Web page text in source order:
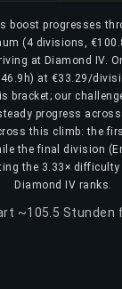
boost progresses
(4 divisions,
at Diamond IV.
at €33.29/
bracket; our
progress
this climb: the
the final division
the 3.33× difficulty
Diamond IV ranks.
~105.5 Stunden